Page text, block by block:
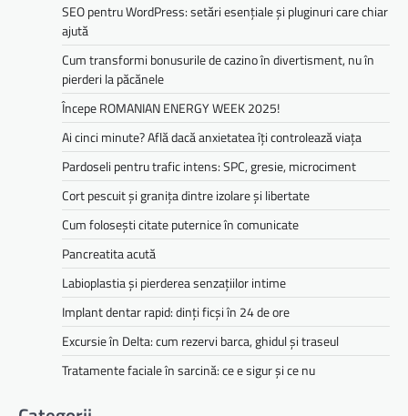
SEO pentru WordPress: setări esențiale și pluginuri care chiar
ajută
Cum transformi bonusurile de cazino în divertisment, nu în
pierderi la păcănele
Începe ROMANIAN ENERGY WEEK 2025!
Ai cinci minute? Află dacă anxietatea îți controlează viața
Pardoseli pentru trafic intens: SPC, gresie, microciment
Cort pescuit și granița dintre izolare și libertate
Cum folosești citate puternice în comunicate
Pancreatita acută
Labioplastia și pierderea senzațiilor intime
Implant dentar rapid: dinți ficși în 24 de ore
Excursie în Delta: cum rezervi barca, ghidul și traseul
Tratamente faciale în sarcină: ce e sigur și ce nu